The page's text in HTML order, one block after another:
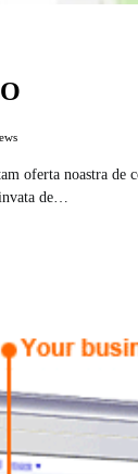
oferta noastra de
de…